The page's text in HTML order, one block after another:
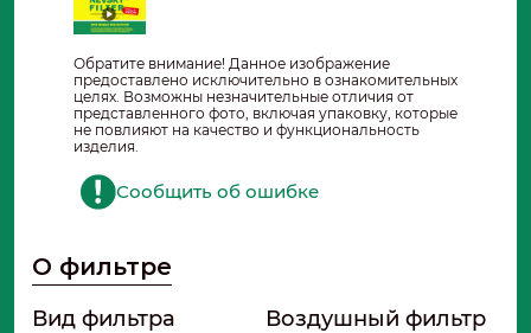
Обратите внимание! Данное изображение
предоставлено исключительно в ознакомительных
целях. Возможны незначительные отличия от
представленного фото, включая упаковку, которые
не повлияют на качество и функциональность
изделия.
Сообщить об ошибке
О фильтре
Вид фильтра
Воздушный фильтр